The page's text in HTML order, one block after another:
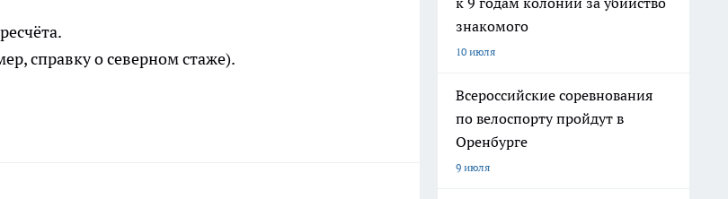
справку о северном стаже).
знакомого
10 июля
Всероссийские соревнования
по велоспорту пройдут в
Оренбурге
9 июля